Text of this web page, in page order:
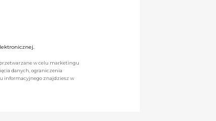
przetwarzane w celu marketingu
danych, ograniczenia
informacyjnego znajdziesz w